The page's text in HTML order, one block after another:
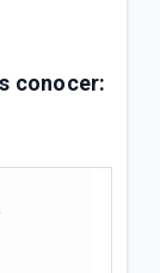
conocer: